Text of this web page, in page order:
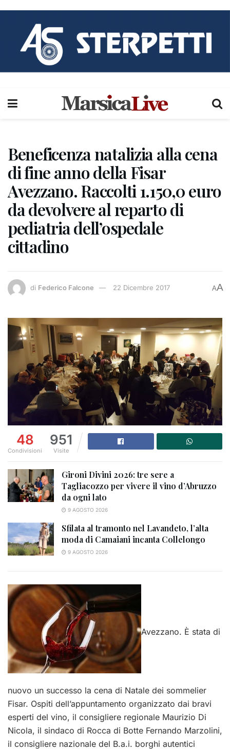
Beneficenza natalizia alla cena
di fine anno della Fisar
Avezzano. Raccolti 1.150,0 euro
da devolvere al reparto di
pediatria dell’ospedale
cittadino
di Federico Falcone 22 Dicembre 2017 AA
48
Condivisioni
951
Visite
Gironi Divini 2026: tre sere a
Tagliacozzo per vivere il vino d’Abruzzo
da ogni lato
9 AGOSTO 2026
Sfilata al tramonto nel Lavandeto, l’alta
moda di Camaiani incanta Collelongo
9 AGOSTO 2026
Avezzano. È stata di
nuovo un successo la cena di Natale dei sommelier
Fisar. Ospiti dell’appuntamento organizzato dai bravi
esperti del vino, il consigliere regionale Maurizio Di
Nicola, il sindaco di Rocca di Botte Fernando Marzolini,
il consigliere nazionale del B.a.i. borghi autentici